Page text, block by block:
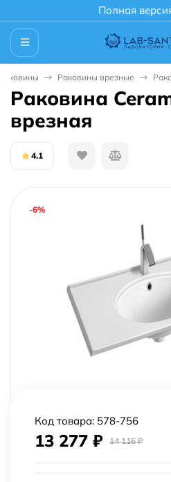
Полная
Раковины врезные
Раковина
врезная
4.1
-6%
Код товара: 578-756
13 277 ₽ 14 116₽